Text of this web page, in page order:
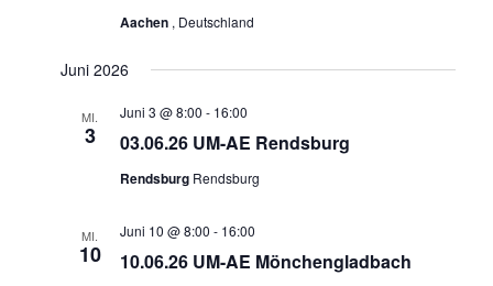
Aachen , Deutschland
Juni 2026
MI.
3 03.06.26 UM-AE Rendsburg
Juni 3 @ 8:00 - 16:00
Rendsburg Rendsburg
MI.
10 10.06.26 UM-AE Mönchengladbach
Juni 10 @ 8:00 - 16:00